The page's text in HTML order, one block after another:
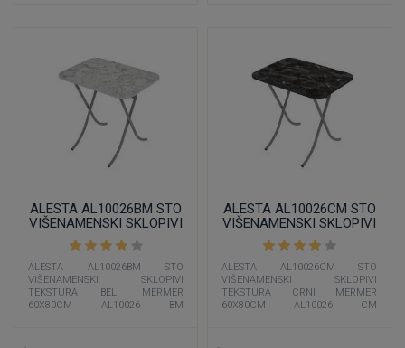
ALESTA AL10026BM STO
VIŠENAMENSKI SKLOPIVI
TEKSTURA BELI MERMER
60X80CM
ALESTA AL10026BM STO
VIŠENAMENSKI SKLOPIVI
TEKSTURA BELI MERMER
60X80CM AL10026 BM
ALESTA AL10026CM STO
VIŠENAMENSKI SKLOPIVI
TEKSTURA CRNI MERMER
60X80CM
ALESTA AL10026CM STO
VIŠENAMENSKI SKLOPIVI
TEKSTURA CRNI MERMER
60X80CM AL10026 CM